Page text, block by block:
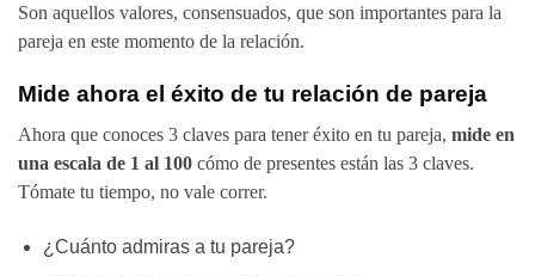
Son aquellos valores, consensuados, que son importantes para la
pareja en este momento de la relación.
Mide ahora el éxito de tu relación de pareja
Ahora que conoces 3 claves para tener éxito en tu pareja, mide en
una escala de 1 al 100 cómo de presentes están las 3 claves.
Tómate tu tiempo, no vale correr.
¿Cuánto admiras a tu pareja?